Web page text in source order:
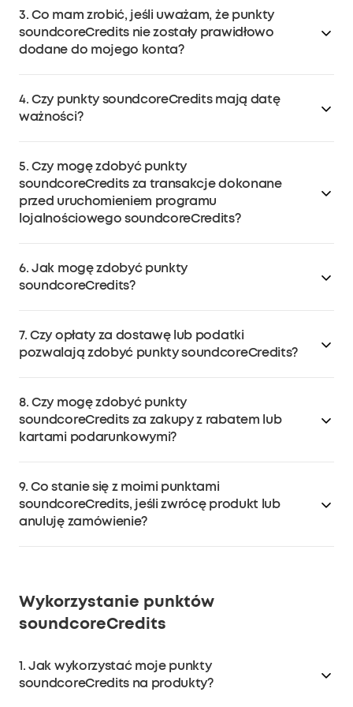
momencie zakupu lub wykonać inne czynności
kwalifikujące się do otrzymania nagrody.
konta w ciągu 30 dni od pomyślnej realizacji płatności
za zamówienie.
3. Co mam zrobić, jeśli uważam, że punkty
soundcoreCredits nie zostały prawidłowo
dodane do mojego konta?
członkowskiego, skontaktuj się z działem obsługi
klienta soundcore pod adresem
4. Czy punkty soundcoreCredits mają datę
ważności?
uruchomienia programu wygasają po upływie roku od
ich aktywacji. Wygasłe punkty soundcoreCredits będą
odejmowane z konta użytkownika.
5. Czy mogę zdobyć punkty
soundcoreCredits za transakcje dokonane
przed uruchomieniem programu
lojalnościowego soundcoreCredits?
soundcoreCredits za poprzednie transakcje. Program
lojalnościowy soundcoreCredits ma zastosowanie
uruchomieniu.
6. Jak mogę zdobyć punkty
soundcoreCredits?
następujący sposób:
Rejestrując konto (jednorazowa nagroda)
wypełnienie imienia i nazwiska, numeru telefonu oraz
daty urodzenia)
Kupując kwalifikujące się produkty
7. Czy opłaty za dostawę lub podatki
pozwalają zdobyć punkty soundcoreCredits?
opłaty za dostawę lub podatki.
8. Czy mogę zdobyć punkty
soundcoreCredits za zakupy z rabatem lub
kartami podarunkowymi?
rabaty lub kredyty oferowane w związku z produktem,
lub usługą.
9. Co stanie się z moimi punktami
soundcoreCredits, jeśli zwrócę produkt lub
anuluję zamówienie?
zakup zostaną cofnięte lub zredukowane. Punkty
soundcoreCredits zostaną również odjęte w
przypadku częściowego zwrotu kosztów
Wykorzystanie punktów
soundcoreCredits
1. Jak wykorzystać moje punkty
soundcoreCredits na produkty?